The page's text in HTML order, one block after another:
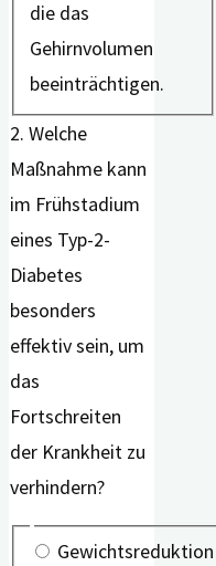
die das
Gehirnvolumen
beeinträchtigen.
2. Welche
Maßnahme kann
im Frühstadium
eines Typ-2-
Diabetes
besonders
effektiv sein, um
das
Fortschreiten
der Krankheit zu
verhindern?
Gewichtsreduktion